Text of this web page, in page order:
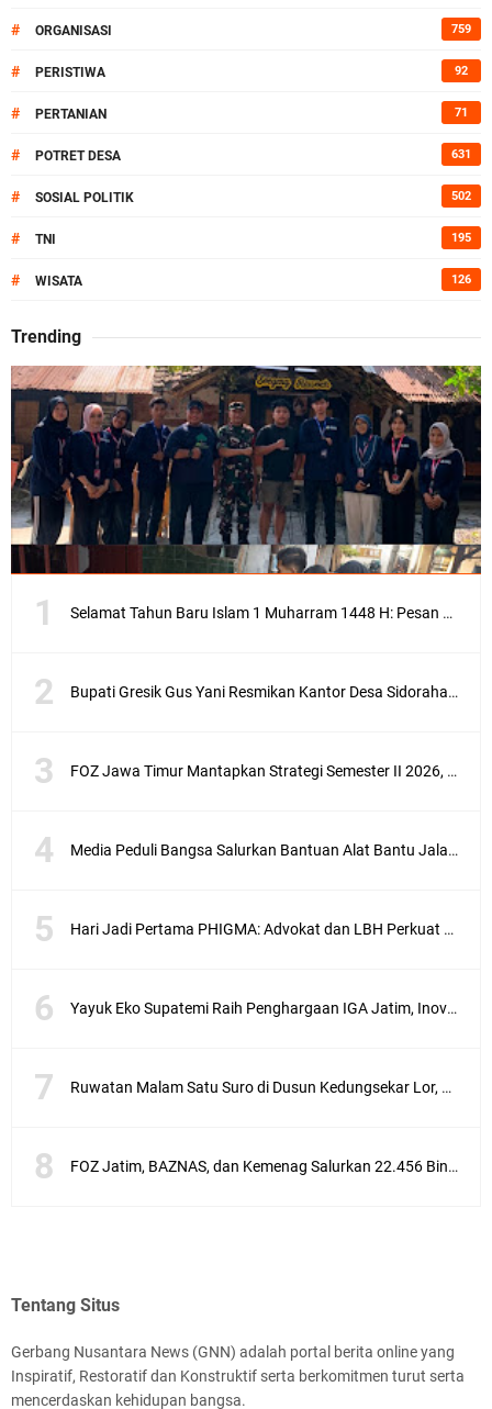
# ORGANISASI 759
# PERISTIWA 92
# PERTANIAN 71
# POTRET DESA 631
# SOSIAL POLITIK 502
# TNI 195
# WISATA 126
Trending
Selamat Tahun Baru Islam 1 Muharram 1448 H: Pesan Hijrah Drs. H. Husnul Aqib, M.M. untuk Negeri
Bupati Gresik Gus Yani Resmikan Kantor Desa Sidoraharjo: Simbol Komitmen Pelayanan Publik dan Kepedulian Sosial
FOZ Jawa Timur Mantapkan Strategi Semester II 2026, Fokus pada Penguatan SDM Amil dan Kolaborasi BerdampakNarasi
Media Peduli Bangsa Salurkan Bantuan Alat Bantu Jalan untuk Lansia
Hari Jadi Pertama PHIGMA: Advokat dan LBH Perkuat Soliditas di Jakarta
Yayuk Eko Supatemi Raih Penghargaan IGA Jatim, Inovasi Wayang Kulit untuk Anak Berkebutuhan Khusus
Ruwatan Malam Satu Suro di Dusun Kedungsekar Lor, Tradisi Luhur yang Terus Istiqomah
FOZ Jatim, BAZNAS, dan Kemenag Salurkan 22.456 Bingkisan Lebaran Yatim Serentak di Berbagai Daerah di Jawa Timur
Tentang Situs
Gerbang Nusantara News (GNN) adalah portal berita online yang
Inspiratif, Restoratif dan Konstruktif serta berkomitmen turut serta
mencerdaskan kehidupan bangsa.